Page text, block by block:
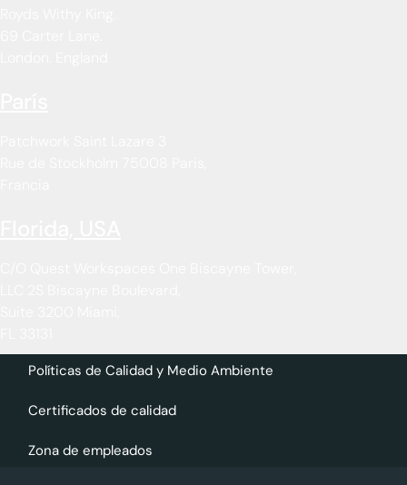
Políticas de Calidad y Medio Ambiente
Certificados de calidad
Zona de empleados